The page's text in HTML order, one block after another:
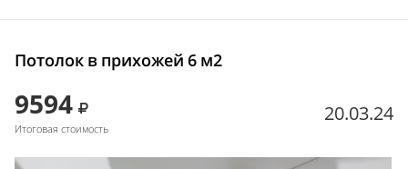
Потолок в прихожей 6 м2
9594
Итоговая стоимость
20.03.24